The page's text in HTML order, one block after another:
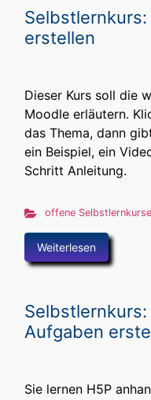
erstellen
Dieser Kurs soll die
Moodle erläutern.
das Thema, dann
ein Beispiel, ein
Schritt Anleitung.
offene
Weiterlesen
Aufgaben
Sie lernen H5P